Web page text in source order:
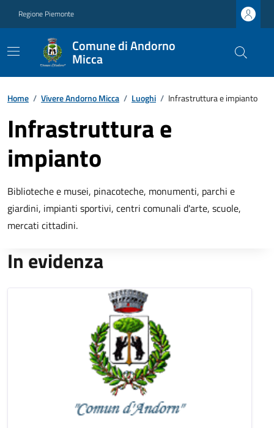
Regione Piemonte
Comune di Andorno
Micca
Home / Vivere Andorno Micca / Luoghi / Infrastruttura e impianto
Infrastruttura e
impianto
Biblioteche e musei, pinacoteche, monumenti, parchi e
giardini, impianti sportivi, centri comunali d'arte, scuole,
mercati cittadini.
In evidenza